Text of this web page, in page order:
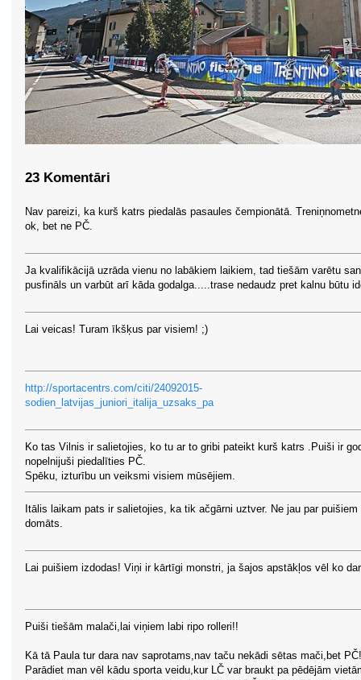
23 Komentāri
Nav pareizi, ka kurš katrs piedalās pasaules čempionātā.
ok, bet ne PČ.
Ja kvalifikācijā uzrāda vienu no labākiem laikiem, tad tiešām varētu
pusfināls un varbūt arī kāda godalga.....trase nedaudz pret kalnu būtu
Lai veicas! Turam īkšķus par visiem! ;)
http://sportacentrs.com/citi/24092015-
sodien_latvijas_juniori_italija_uzsaks_pa
Ko tas Vilnis ir salietojies, ko tu ar to gribi pateikt kurš katrs .Puiši ir
nopelnijuši piedalīties PČ.
Spēku, izturību un veiksmi visiem mūsējiem.
Itālis laikam pats ir salietojies, ka tik ačgārni uztver. Ne jau par puišiem
domāts.
Lai puišiem izdodas! Viņi ir kārtīgi monstri, ja šajos apstākļos vēl ko
Puiši tiešām malači,lai viņiem labi ripo rolleri!!
Kā tā Paula tur dara nav saprotams,nav taču nekādi sētas mači,bet PČ!
Parādiet man vēl kādu sporta veidu,kur LČ var braukt pa pēdējām